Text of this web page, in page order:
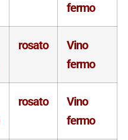
fermo
rosato
Vino
fermo
rosato
Vino
fermo